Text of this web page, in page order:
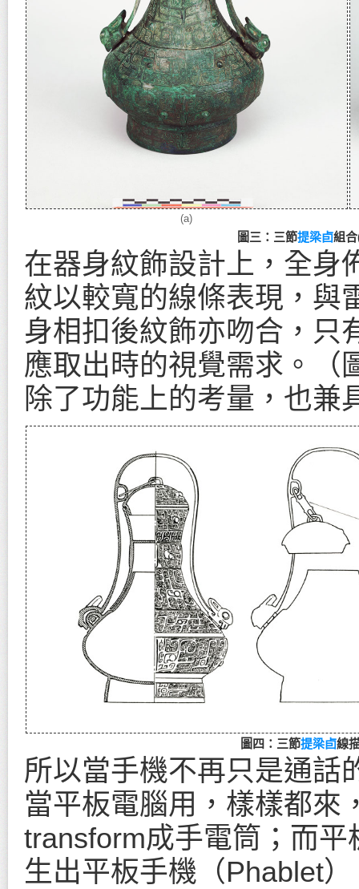
(a)
圖三：三節提梁卣組
在器身紋飾設計上，全身
紋以較寬的線條表現，與
身相扣後紋飾亦吻合，只
應取出時的視覺需求。（
除了功能上的考量，也兼
圖四：三節提梁卣線
所以當手機不再只是通話
當平板電腦用，樣樣都來
transform成手電筒；而
生出平板手機（Phablet